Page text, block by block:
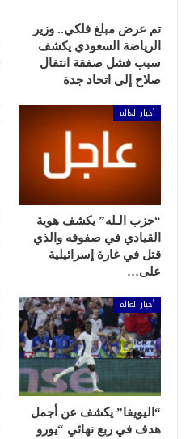
تم عرض مبلغ فلكي.. وزير
الرياضة السعودي يكشف
سبب فشل صفقة انتقال
صلاح إلى اتحاد جدة
أخبار العالم
“حزب الـله” يكشف هوية
القيادي في صفوفه والذي
قتل في غارة إسرائيلية
على…
أخبار العالم
“اليويفا” يكشف عن أجمل
هدف في ربع نهائي “يورو